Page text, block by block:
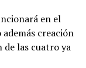
en el
creación
de las cuatro ya